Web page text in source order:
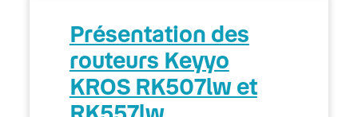
Présentation des
routeurs Keyyo
KROS RK507lw et